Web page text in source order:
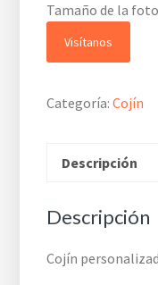
Tamaño de la
Visítanos
Categoría:Cojín
Descripción
Descripción
Cojín